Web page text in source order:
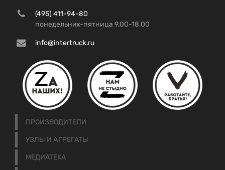
(495) 411-94-80
понедельник-пятница 9.00-18.00
info@intertruck.ru
ПРОИЗВОДИТЕЛИ
УЗЛЫ И АГРЕГАТЫ
МЕДИАТЕКА